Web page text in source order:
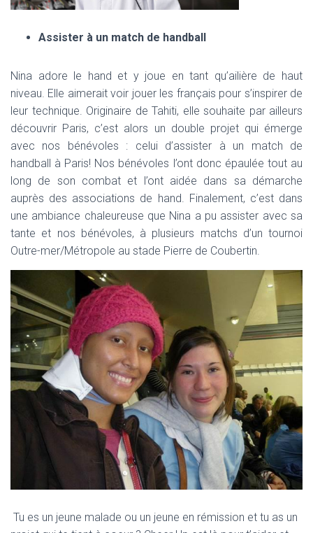
Assister à un match de handball
Nina adore le hand et y joue en tant qu’ailière de haut
niveau. Elle aimerait voir jouer les français pour s’inspirer de
leur technique. Originaire de Tahiti, elle souhaite par ailleurs
découvrir Paris, c’est alors un double projet qui émerge
avec nos bénévoles : celui d’assister à un match de
handball à Paris! Nos bénévoles l’ont donc épaulée tout au
long de son combat et l’ont aidée dans sa démarche
auprès des associations de hand. Finalement, c’est dans
une ambiance chaleureuse que Nina a pu assister avec sa
tante et nos bénévoles, à plusieurs matchs d’un tournoi
Outre-mer/Métropole au stade Pierre de Coubertin.
Tu es un jeune malade ou un jeune en rémission et tu as un